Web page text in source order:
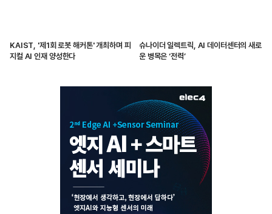
KAIST, '제1회 로봇 해커톤' 개최하며 피
지컬 AI 인재 양성한다
슈나이더 일렉트릭, AI 데이터센터의 새로
운 병목은 ‘전력’